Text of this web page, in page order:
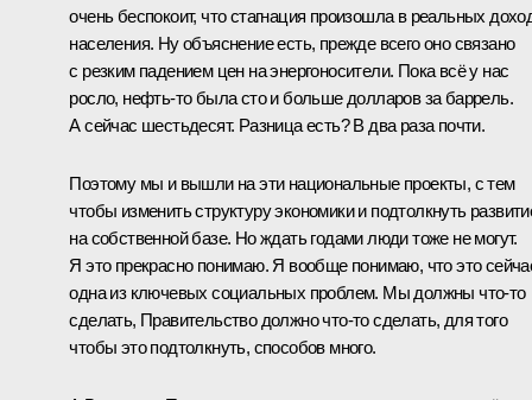
очень беспокоит, что стагнация произошла в реальных
населения. Ну объяснение есть, прежде всего оно связано
с резким падением цен на энергоносители. Пока всё у нас
росло, нефть‑то была сто и больше долларов за баррель.
А сейчас шестьдесят. Разница есть? В два раза почти.
Поэтому мы и вышли на эти национальные проекты, с тем
чтобы изменить структуру экономики и подтолкнуть
на собственной базе. Но ждать годами люди тоже не могут.
Я это прекрасно понимаю. Я вообще понимаю, что это
одна из ключевых социальных проблем. Мы должны что‑то
сделать, Правительство должно что‑то сделать, для того
чтобы это подтолкнуть, способов много.